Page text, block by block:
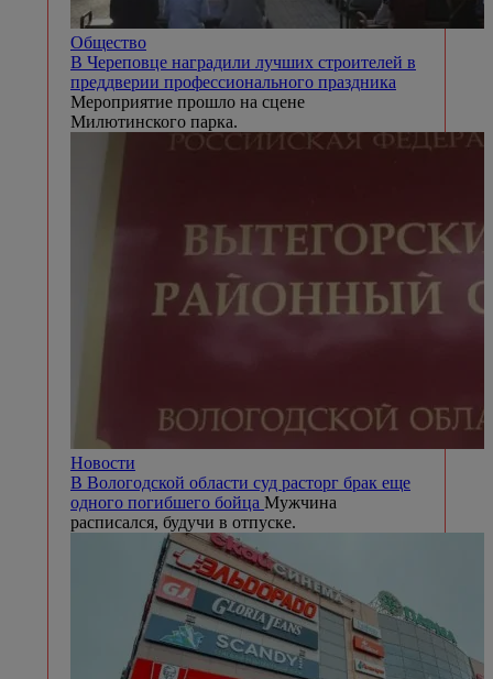
Общество
В Череповце наградили лучших строителей в
преддверии профессионального праздника
Мероприятие прошло на сцене
Милютинского парка.
Новости
В Вологодской области суд расторг брак еще
одного погибшего бойца Мужчина
расписался, будучи в отпуске.